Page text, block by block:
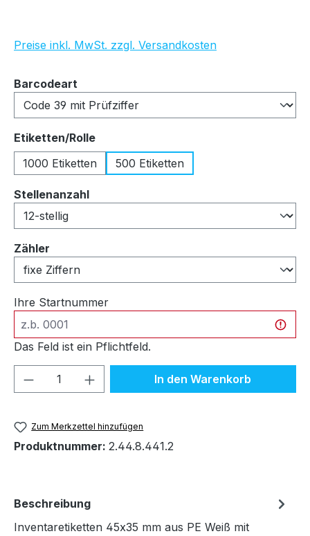
Preise inkl. MwSt. zzgl. Versandkosten
Barcodeart
Etiketten/Rolleauswählen
1000 Etiketten
500 Etiketten
Stellenanzahlauswählen
Zähler
Ihre Startnummer
Das Feld ist ein Pflichtfeld.
Produkt Anzahl: Gib denIn den Warenkorb
Zum Merkzettel hinzufügen
Produktnummer: 2.44.8.441.2
Beschreibung
Inventaretiketten 45x35 mm aus PE Weiß mit